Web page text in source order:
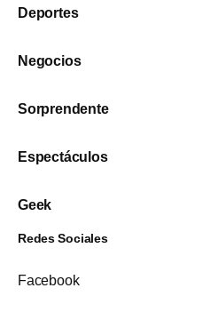
Deportes
Negocios
Sorprendente
Espectáculos
Geek
Redes Sociales
Facebook